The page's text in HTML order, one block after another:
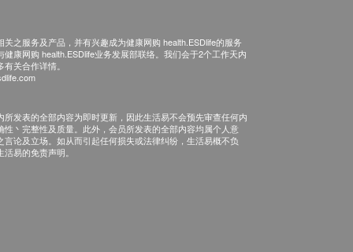
关之服务及产品，并有兴趣成为健康网购 health.ESDlife的服务
健康网购 health.ESDlife业务发展部联络。我们会于2个工作天内
关合作详情。
所发表的全部内容为即时更新，因此生活易不会预先审查任何内
性丶完整性及质量。此外，会员所发表的全部内容均属个人意
言论及立场。如从而引起任何损失或法律纠纷，生活易概不负
易的免责声明。